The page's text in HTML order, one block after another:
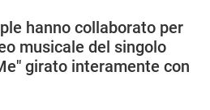
hanno collaborato per
musicale del singolo
girato interamente con